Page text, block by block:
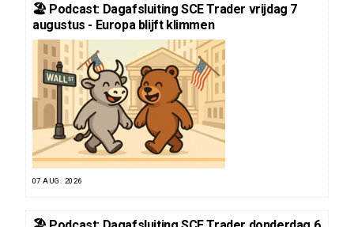
🏖️ Podcast: Dagafsluiting SCE Trader vrijdag 7
augustus - Europa blijft klimmen
07 AUG. 2026